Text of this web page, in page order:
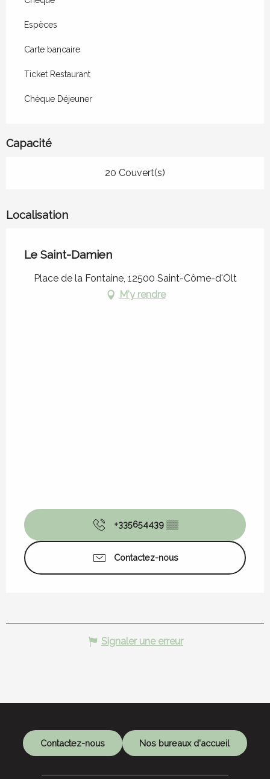
Espèces
Carte bancaire
Ticket Restaurant
Chèque Déjeuner
Capacité
20 Couvert(s)
Localisation
Le Saint-Damien
Place de la Fontaine, 12500 Saint-Côme-d'Olt
M'y rendre
+335654439 ▒▒
Contactez-nous
Signaler une erreur
Contactez-nous Nos bureaux d'accueil